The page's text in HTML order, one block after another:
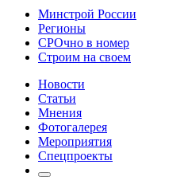
Минстрой России
Регионы
СРОчно в номер
Строим на своем
Новости
Статьи
Мнения
Фотогалерея
Мероприятия
Спецпроекты